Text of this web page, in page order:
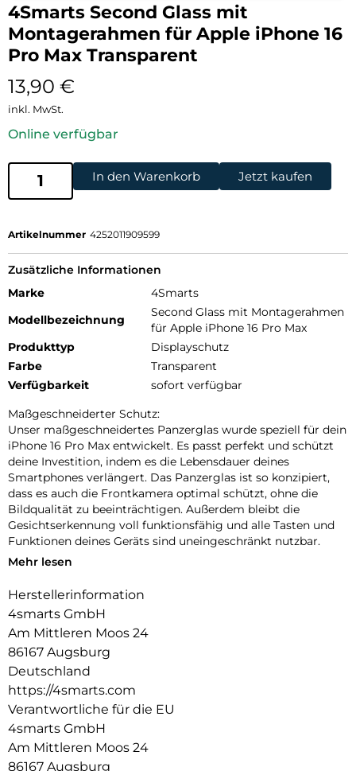
4Smarts Second Glass mit
Montagerahmen für Apple iPhone 16
Pro Max Transparent
13,90 €
inkl. MwSt.
Online verfügbar
In den Warenkorb Jetzt kaufen
Artikelnummer 4252011909599
Zusätzliche Informationen
Marke
4Smarts
Modellbezeichnung
Second Glass mit Montagerahmen
für Apple iPhone 16 Pro Max
Produkttyp
Displayschutz
Farbe
Transparent
Verfügbarkeit
sofort verfügbar
Maßgeschneiderter Schutz:
Unser maßgeschneidertes Panzerglas wurde speziell für dein
iPhone 16 Pro Max entwickelt. Es passt perfekt und schützt
deine Investition, indem es die Lebensdauer deines
Smartphones verlängert. Das Panzerglas ist so konzipiert,
dass es auch die Frontkamera optimal schützt, ohne die
Bildqualität zu beeinträchtigen. Außerdem bleibt die
Gesichtserkennung voll funktionsfähig und alle Tasten und
Funktionen deines Geräts sind uneingeschränkt nutzbar.
Einfache Montage:
einfacher zu montieren wie eine Panzerfolie. Mit dem
mitgelieferten Montagerahmen lässt sich das Schutzglas
exakt positionieren und dank des Reinigungssets staubfrei
anbringen. Und wenn es Zeit ist, das Glas auszutauschen, ist
das genauso einfach. Mit unserem Second Glas erhältst du
einen effektiven und benutzerfreundlichen Schutz für das
Display deines Mobilgeräts.
Kristallklare Qualität:
Smartphone, sondern garantiert auch die uneingeschränkte
Mehr lesen
Herstellerinformation
4smarts GmbH
Am Mittleren Moos 24
86167 Augsburg
Deutschland
https://4smarts.com
Verantwortliche für die EU
4smarts GmbH
Am Mittleren Moos 24
86167 Augsburg